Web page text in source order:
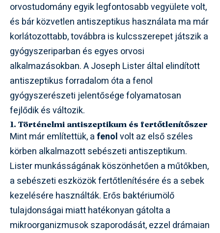
orvostudomány egyik legfontosabb vegyülete volt,
és bár közvetlen antiszeptikus használata ma már
korlátozottabb, továbbra is kulcsszerepet játszik a
gyógyszeriparban és egyes orvosi
alkalmazásokban. A Joseph Lister által elindított
antiszeptikus forradalom óta a fenol
gyógyszerészeti jelentősége folyamatosan
fejlődik és változik.
1. Történelmi antiszeptikum és fertőtlenítőszer
Mint már említettük, afenolvolt az első széles
körben alkalmazott sebészeti antiszeptikum.
Lister munkásságának köszönhetően a műtőkben,
a sebészeti eszközök fertőtlenítésére és a sebek
kezelésére használták. Erős baktériumölő
tulajdonságai miatt hatékonyan gátolta a
mikroorganizmusok szaporodását, ezzel drámaian